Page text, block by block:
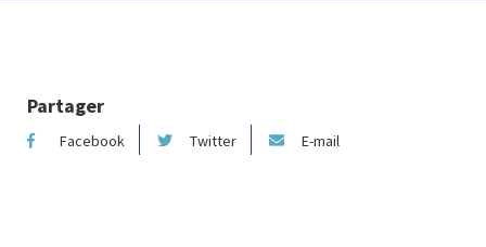
Partager
Facebook Twitter E-mail